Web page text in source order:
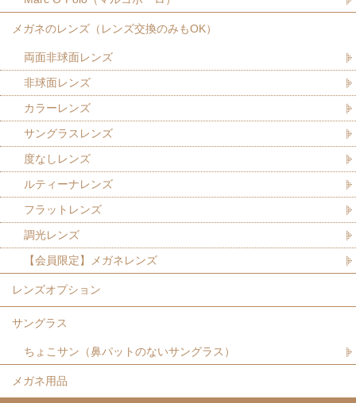
メガネのレンズ（レンズ交換のみもOK）
両面非球面レンズ
非球面レンズ
カラーレンズ
サングラスレンズ
度なしレンズ
ルティーナレンズ
フラットレンズ
調光レンズ
【会員限定】メガネレンズ
レンズオプション
サングラス
ちょこサン（鼻パットのないサングラス）
メガネ用品